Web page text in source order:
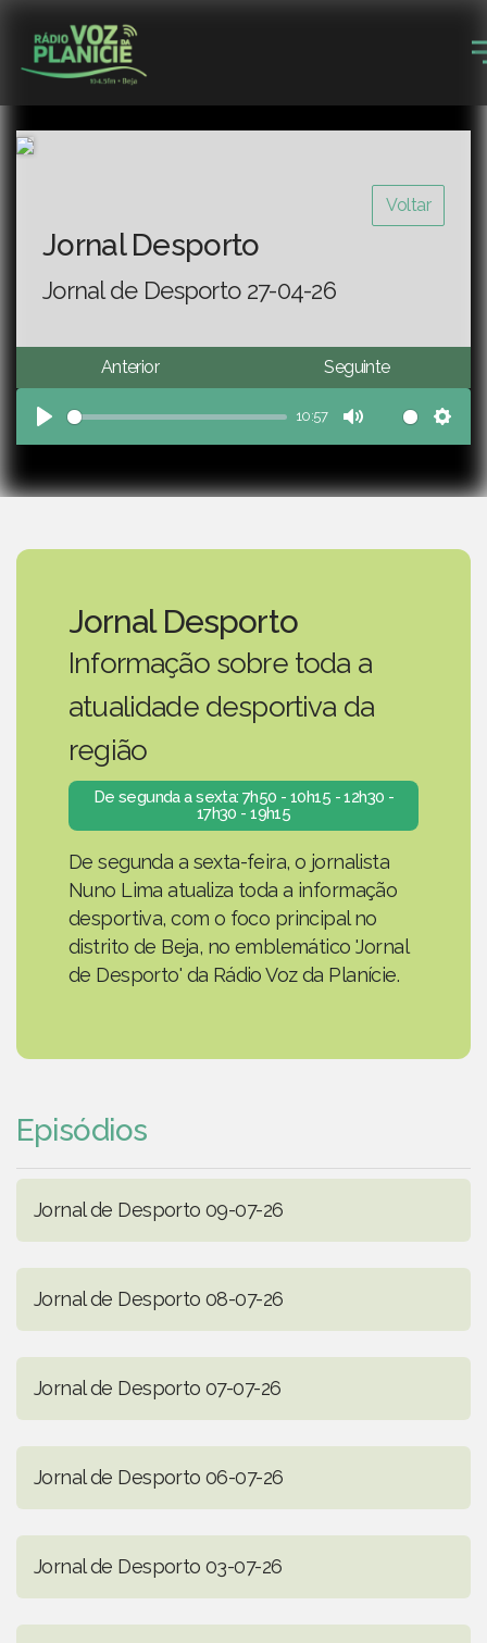
Voltar
Jornal Desporto
Jornal de Desporto 27-04-26
Anterior Seguinte
Play
10:57
Mute
Jornal Desporto
Informação sobre toda a
atualidade desportiva da
região
De segunda a sexta: 7h50 - 10h15 - 12h30 -
17h30 - 19h15
De segunda a sexta-feira, o jornalista
Nuno Lima atualiza toda a informação
desportiva, com o foco principal no
distrito de Beja, no emblemático 'Jornal
de Desporto' da Rádio Voz da Planície.
Episódios
Jornal de Desporto 09-07-26
Jornal de Desporto 08-07-26
Jornal de Desporto 07-07-26
Jornal de Desporto 06-07-26
Jornal de Desporto 03-07-26